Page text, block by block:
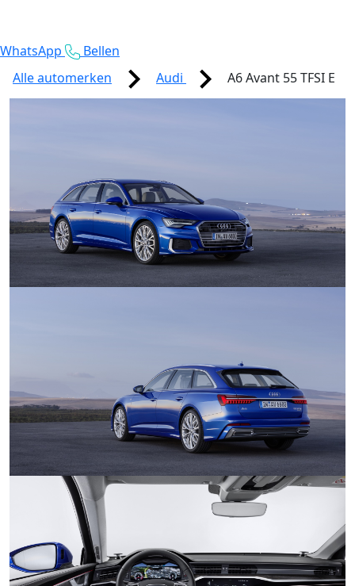
WhatsApp
Bellen
Alle automerken
Audi A6 Avant 55 TFSI E